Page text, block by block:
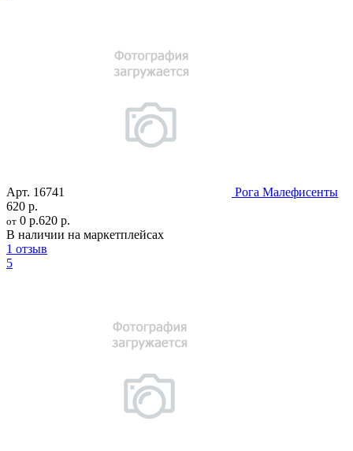
Арт. 16741
Рога Малефисенты
620 р.
от 0 р.620 р.
В наличии на маркетплейсах
1 отзыв
5